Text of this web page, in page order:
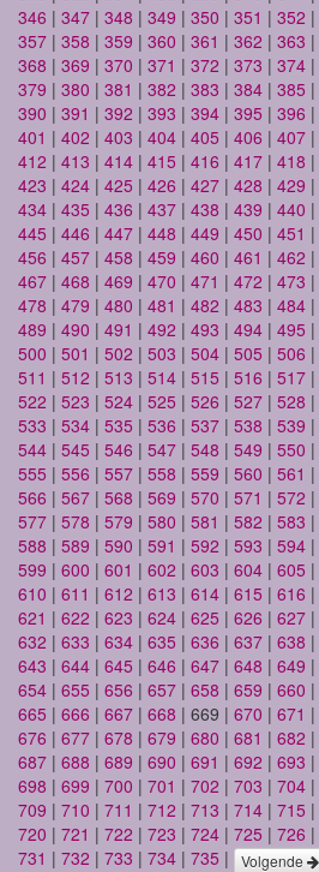
346 | 347 | 348 | 349 | 350 | 351 | 352 |
357 | 358 | 359 | 360 | 361 | 362 | 363 |
368 | 369 | 370 | 371 | 372 | 373 | 374 |
379 | 380 | 381 | 382 | 383 | 384 | 385 |
390 | 391 | 392 | 393 | 394 | 395 | 396 |
401 | 402 | 403 | 404 | 405 | 406 | 407 |
412 | 413 | 414 | 415 | 416 | 417 | 418 |
423 | 424 | 425 | 426 | 427 | 428 | 429 |
434 | 435 | 436 | 437 | 438 | 439 | 440 |
445 | 446 | 447 | 448 | 449 | 450 | 451 |
456 | 457 | 458 | 459 | 460 | 461 | 462 |
467 | 468 | 469 | 470 | 471 | 472 | 473 |
478 | 479 | 480 | 481 | 482 | 483 | 484 |
489 | 490 | 491 | 492 | 493 | 494 | 495 |
500 | 501 | 502 | 503 | 504 | 505 | 506 |
511 | 512 | 513 | 514 | 515 | 516 | 517 |
522 | 523 | 524 | 525 | 526 | 527 | 528 |
533 | 534 | 535 | 536 | 537 | 538 | 539 |
544 | 545 | 546 | 547 | 548 | 549 | 550 |
555 | 556 | 557 | 558 | 559 | 560 | 561 |
566 | 567 | 568 | 569 | 570 | 571 | 572 |
577 | 578 | 579 | 580 | 581 | 582 | 583 |
588 | 589 | 590 | 591 | 592 | 593 | 594 |
599 | 600 | 601 | 602 | 603 | 604 | 605 |
610 | 611 | 612 | 613 | 614 | 615 | 616 |
621 | 622 | 623 | 624 | 625 | 626 | 627 |
632 | 633 | 634 | 635 | 636 | 637 | 638 |
643 | 644 | 645 | 646 | 647 | 648 | 649 |
654 | 655 | 656 | 657 | 658 | 659 | 660 |
665 | 666 | 667 | 668 | 669 | 670 | 671 |
676 | 677 | 678 | 679 | 680 | 681 | 682 |
687 | 688 | 689 | 690 | 691 | 692 | 693 |
698 | 699 | 700 | 701 | 702 | 703 | 704 |
709 | 710 | 711 | 712 | 713 | 714 | 715 |
720 | 721 | 722 | 723 | 724 | 725 | 726 |
731 | 732 | 733 | 734 | 735 | Volgende